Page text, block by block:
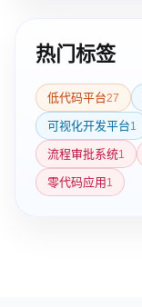
热门标签
低代码平台27
可视化开发平台1
流程审批系统1
零代码应用 1